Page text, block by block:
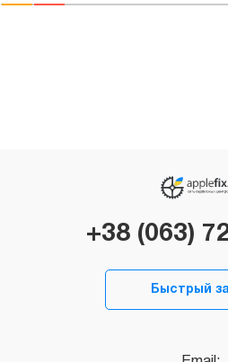
+38 (063)
Быстрый